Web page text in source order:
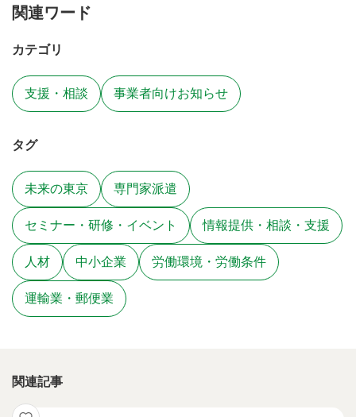
関連ワード
カテゴリ
支援・相談 事業者向けお知らせ
タグ
未来の東京 専門家派遣
セミナー・研修・イベント 情報提供・相談・支援
人材 中小企業 労働環境・労働条件
運輸業・郵便業
関連記事